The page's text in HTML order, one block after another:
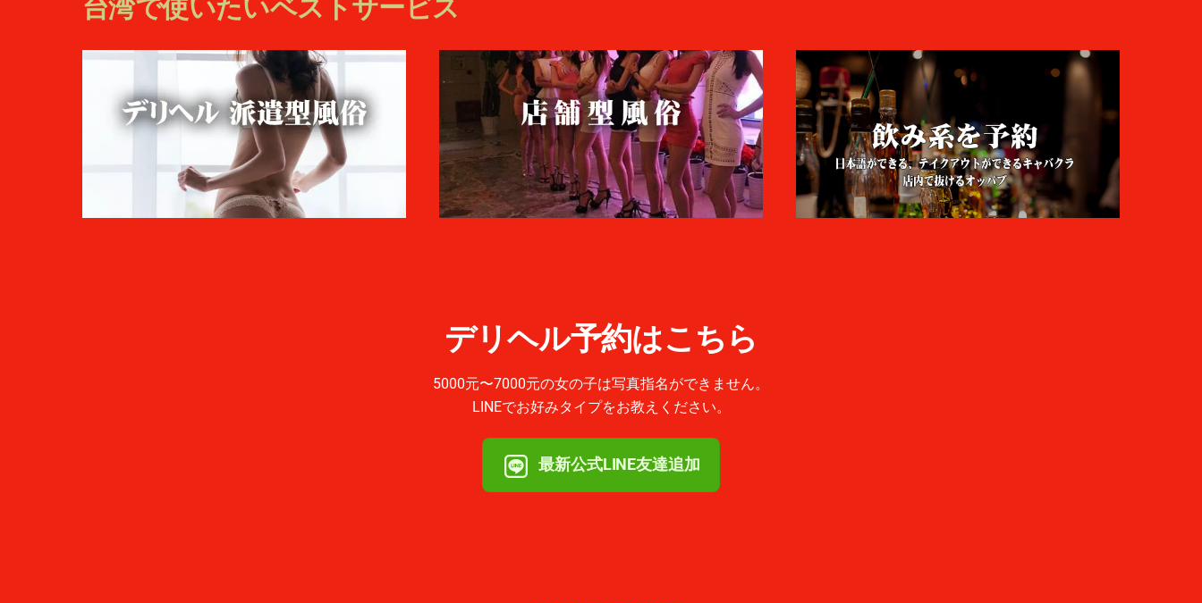
デリヘル予約はこちら
5000元〜7000元の女の子は写真指名ができません。
LINEでお好みタイプをお教えください。
最新公式LINE友達追加